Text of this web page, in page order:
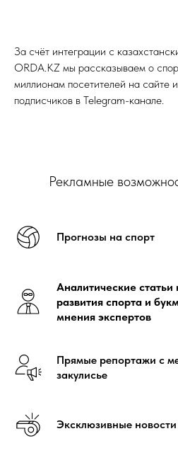
За счёт интеграции с
ORDA.KZ мы рассказываем о
миллионам посетителей на сайте
подписчиков в Telegram-канале.
Рекламные
Прогнозы на спорт
Аналитические
развития спорта и
мнения экспертов
Прямые репортажи с
закулисье
Эксклюзивные новости